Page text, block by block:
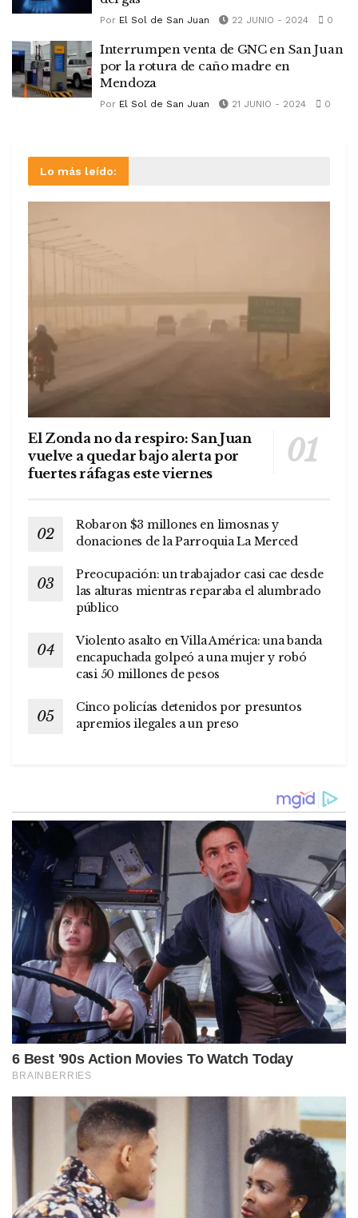
Por El Sol de San Juan 22 JUNIO - 2024 0
Interrumpen venta de GNC en San Juan
por la rotura de caño madre en
Mendoza
Por El Sol de San Juan 21 JUNIO - 2024 0
Lo más leído:
El Zonda no da respiro: San Juan
vuelve a quedar bajo alerta por
fuertes ráfagas este viernes
Robaron $3 millones en limosnas y
donaciones de la Parroquia La Merced
Preocupación: un trabajador casi cae desde
las alturas mientras reparaba el alumbrado
público
Violento asalto en Villa América: una banda
encapuchada golpeó a una mujer y robó
casi 50 millones de pesos
Cinco policías detenidos por presuntos
apremios ilegales a un preso